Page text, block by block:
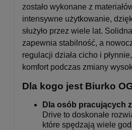
zostało wykonane z
intensywne użytkowanie,
służyło przez wiele lat.
zapewnia stabilność, a
regulacji działa cicho i
komfort podczas zmiany
Dla kogo jest Biurko
Dla osób pracujących
Drive to doskonałe
które spędzają wiele